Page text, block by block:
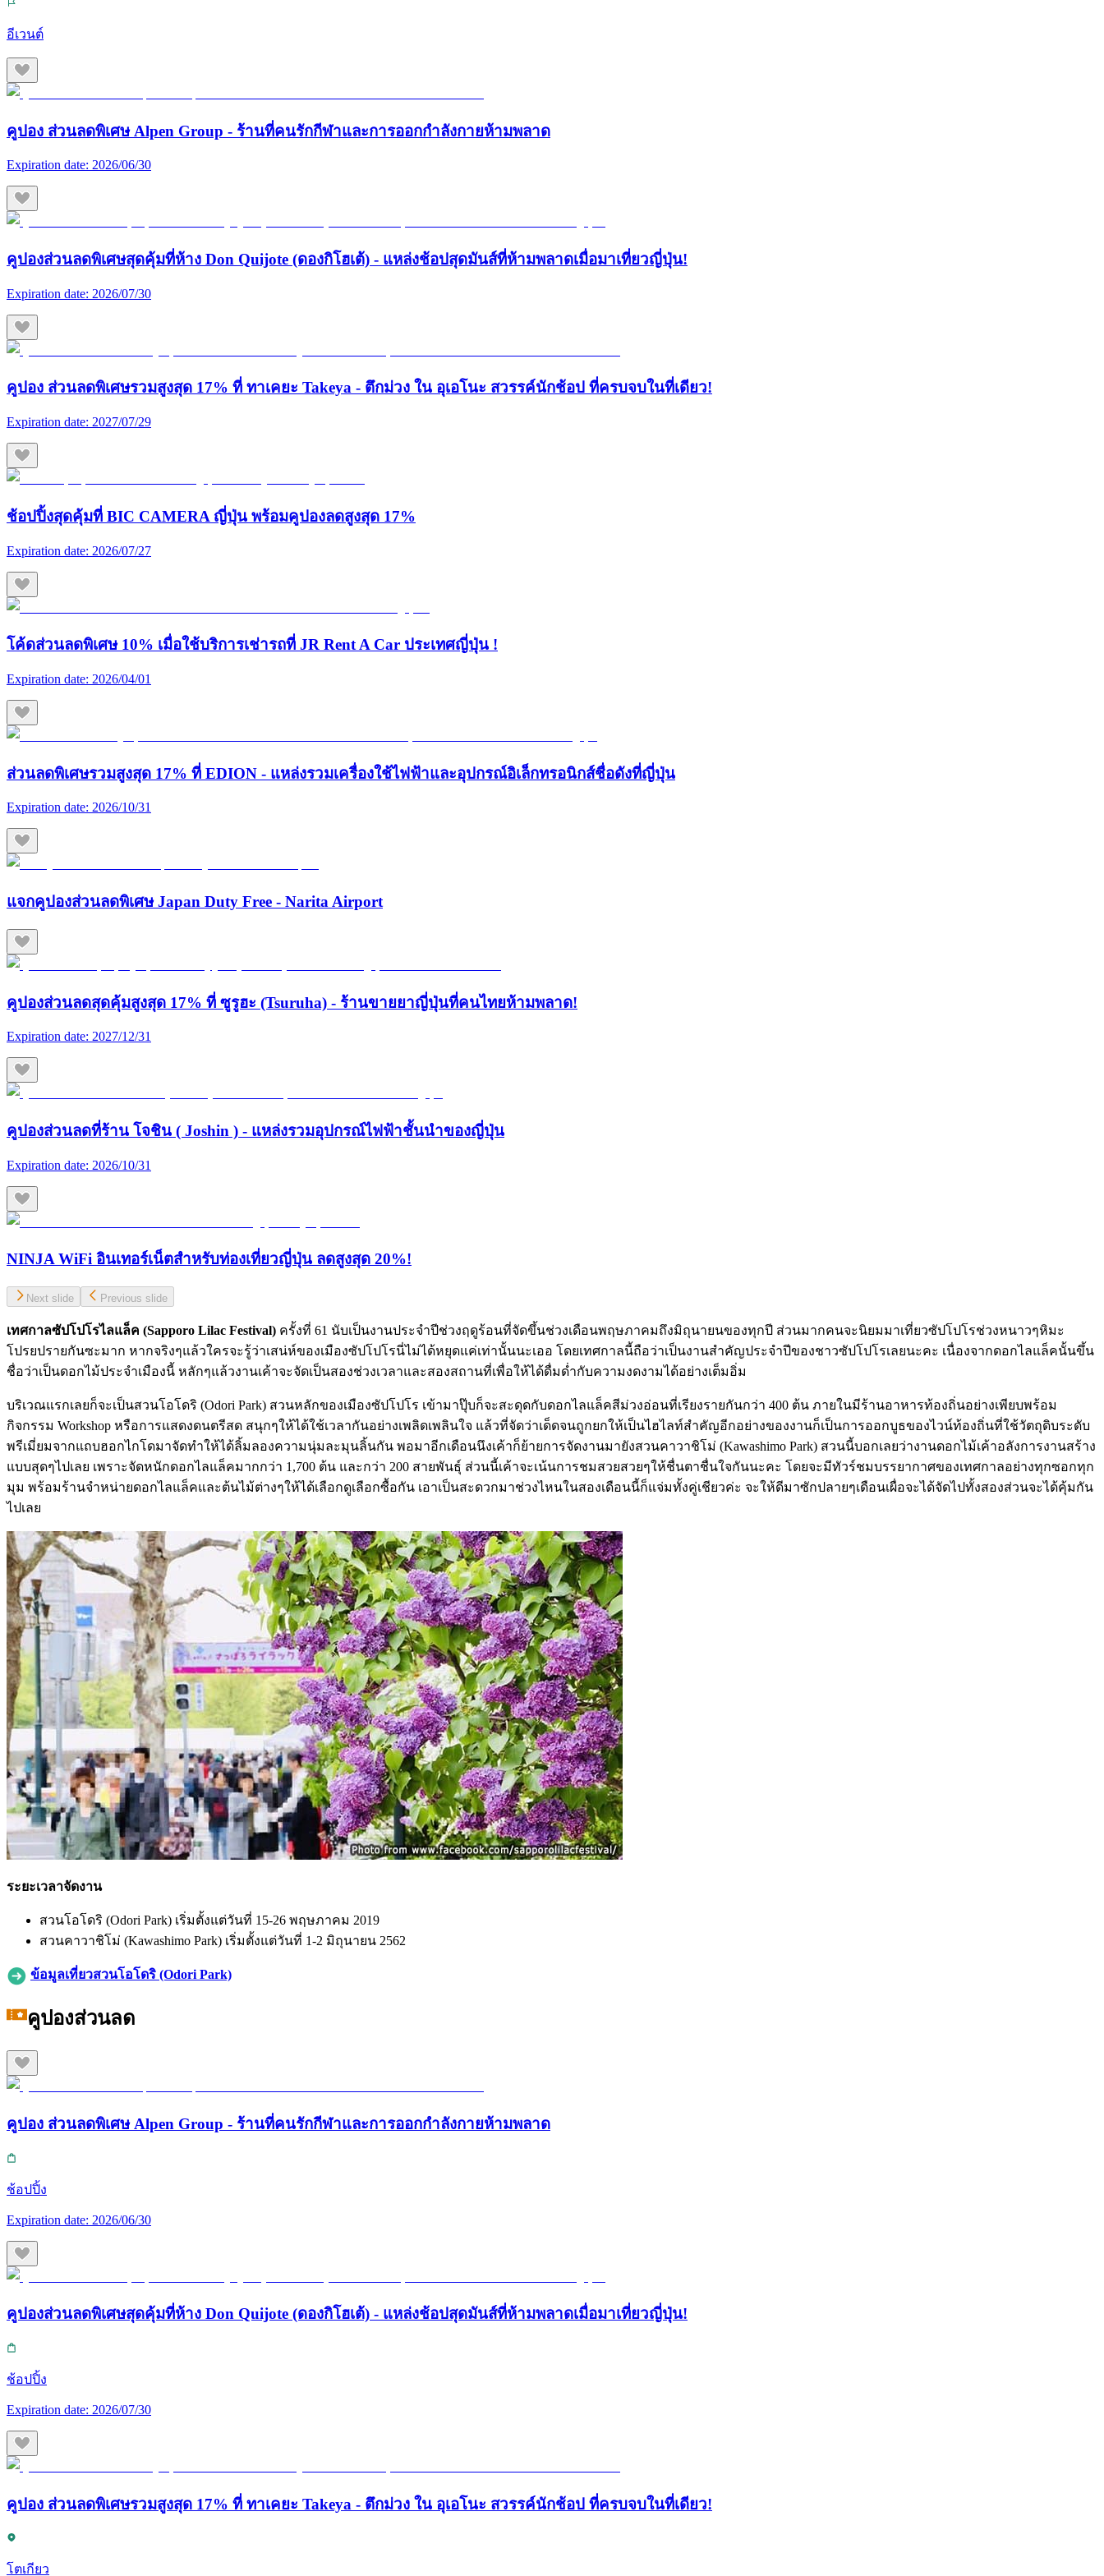
อีเวนต์
คูปอง ส่วนลดพิเศษ Alpen Group - ร้านที่คนรักกีฬาและการออกกำลังกายห้ามพลาด
Expiration date: 2026/06/30
คูปองส่วนลดพิเศษสุดคุ้มที่ห้าง Don Quijote (ดองกิโฮเต้) - แหล่งช้อปสุดมันส์ที่ห้ามพลาดเมื่อมาเที่ยวญี่ปุ่น!
Expiration date: 2026/07/30
คูปอง ส่วนลดพิเศษรวมสูงสุด 17% ที่ ทาเคยะ Takeya - ตึกม่วง ใน อุเอโนะ สวรรค์นักช้อป ที่ครบจบในที่เดียว!
Expiration date: 2027/07/29
ช้อปปิ้งสุดคุ้มที่ BIC CAMERA ญี่ปุ่น พร้อมคูปองลดสูงสุด 17%
Expiration date: 2026/07/27
โค้ดส่วนลดพิเศษ 10% เมื่อใช้บริการเช่ารถที่ JR Rent A Car ประเทศญี่ปุ่น !
Expiration date: 2026/04/01
ส่วนลดพิเศษรวมสูงสุด 17% ที่ EDION - แหล่งรวมเครื่องใช้ไฟฟ้าและอุปกรณ์อิเล็กทรอนิกส์ชื่อดังที่ญี่ปุ่น
Expiration date: 2026/10/31
แจกคูปองส่วนลดพิเศษ Japan Duty Free - Narita Airport
คูปองส่วนลดสุดคุ้มสูงสุด 17% ที่ ซูรูฮะ (Tsuruha) - ร้านขายยาญี่ปุ่นที่คนไทยห้ามพลาด!
Expiration date: 2027/12/31
คูปองส่วนลดที่ร้าน โจชิน ( Joshin ) - แหล่งรวมอุปกรณ์ไฟฟ้าชั้นนำของญี่ปุ่น
Expiration date: 2026/10/31
NINJA WiFi อินเทอร์เน็ตสำหรับท่องเที่ยวญี่ปุ่น ลดสูงสุด 20%!
Next slide Previous slide
เทศกาลซัปโปโรไลแล็ค (Sapporo Lilac Festival) ครั้งที่ 61 นับเป็นงานประจำปีช่วงฤดูร้อนที่จัดขึ้นช่วงเดือนพฤษภาคมถึงมิถุนายนของทุกปี ส่วนมากคนจะนิยมมาเที่ยวซัปโปโรช่วงหนาวๆหิมะ
โปรยปรายกันซะมาก หากจริงๆแล้วใครจะรู้ว่าเสน่ห์ของเมืองซัปโปโรนี่ไม่ได้หยุดแค่เท่านั้นนะเออ โดยเทศกาลนี้ถือว่าเป็นงานสำคัญประจำปีของชาวซัปโปโรเลยนะคะ เนื่องจากดอกไลแล็คนั้นขึ้น
ชื่อว่าเป็นดอกไม้ประจำเมืองนี้ หลักๆแล้วงานเค้าจะจัดเป็นสองช่วงเวลาและสองสถานที่เพื่อให้ได้ดื่มด่ำกับความงดงามได้อย่างเต็มอิ่ม
บริเวณแรกเลยก็จะเป็นสวนโอโดริ (Odori Park) สวนหลักของเมืองซัปโปโร เข้ามาปุ๊บก็จะสะดุดกับดอกไลแล็คสีม่วงอ่อนที่เรียงรายกันกว่า 400 ต้น ภายในมีร้านอาหารท้องถิ่นอย่างเพียบพร้อม
กิจกรรม Workshop หรือการแสดงดนตรีสด สนุกๆให้ได้ใช้เวลากันอย่างเพลิดเพลินใจ แล้วที่จัดว่าเด็ดจนถูกยกให้เป็นไฮไลท์สำคัญอีกอย่างของงานก็เป็นการออกบูธของไวน์ท้องถิ่นที่ใช้วัตถุดิบระดับ
พรีเมี่ยมจากแถบฮอกไกโดมาจัดทำให้ได้ลิ้มลองความนุ่มละมุนลิ้นกัน พอมาอีกเดือนนึงเค้าก็ย้ายการจัดงานมายังสวนคาวาชิโม่ (Kawashimo Park) สวนนี้บอกเลยว่างานดอกไม้เค้าอลังการงานสร้าง
แบบสุดๆไปเลย เพราะจัดหนักดอกไลแล็คมากกว่า 1,700 ต้น และกว่า 200 สายพันธุ์ ส่วนนี้เค้าจะเน้นการชมสวยสวยๆให้ชื่นตาชื่นใจกันนะคะ โดยจะมีทัวร์ชมบรรยากาศของเทศกาลอย่างทุกซอกทุก
มุม พร้อมร้านจำหน่ายดอกไลแล็คและต้นไม้ต่างๆให้ได้เลือกดูเลือกซื้อกัน เอาเป็นสะดวกมาช่วงไหนในสองเดือนนี้ก็แจ่มทั้งคู่เชียวค่ะ จะให้ดีมาซักปลายๆเดือนเผื่อจะได้จัดไปทั้งสองส่วนจะได้คุ้มกัน
ไปเลย
ระยะเวลาจัดงาน
สวนโอโดริ (Odori Park) เริ่มตั้งแต่วันที่ 15-26 พฤษภาคม 2019
สวนคาวาชิโม่ (Kawashimo Park) เริ่มตั้งแต่วันที่ 1-2 มิถุนายน 2562
ข้อมูลเที่ยวสวนโอโดริ (Odori Park)
คูปองส่วนลด
คูปอง ส่วนลดพิเศษ Alpen Group - ร้านที่คนรักกีฬาและการออกกำลังกายห้ามพลาด
ช้อปปิ้ง
Expiration date: 2026/06/30
คูปองส่วนลดพิเศษสุดคุ้มที่ห้าง Don Quijote (ดองกิโฮเต้) - แหล่งช้อปสุดมันส์ที่ห้ามพลาดเมื่อมาเที่ยวญี่ปุ่น!
ช้อปปิ้ง
Expiration date: 2026/07/30
คูปอง ส่วนลดพิเศษรวมสูงสุด 17% ที่ ทาเคยะ Takeya - ตึกม่วง ใน อุเอโนะ สวรรค์นักช้อป ที่ครบจบในที่เดียว!
โตเกียว